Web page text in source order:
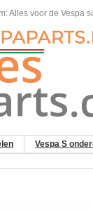
Alles voor de Vespa
Vespa S